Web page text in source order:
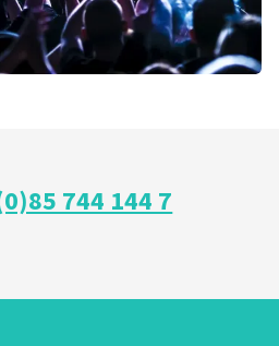
744 144 7